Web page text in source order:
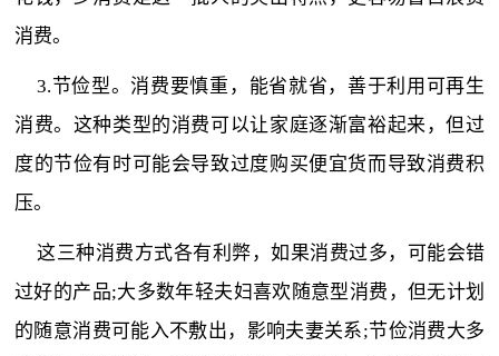
消费。
3.节俭型。消费要慎重，能省就省，善于利用可再生
消费。这种类型的消费可以让家庭逐渐富裕起来，但过
度的节俭有时可能会导致过度购买便宜货而导致消费积
压。
这三种消费方式各有利弊，如果消费过多，可能会错
过好的产品;大多数年轻夫妇喜欢随意型消费，但无计划
的随意消费可能入不敷出，影响夫妻关系;节俭消费大多